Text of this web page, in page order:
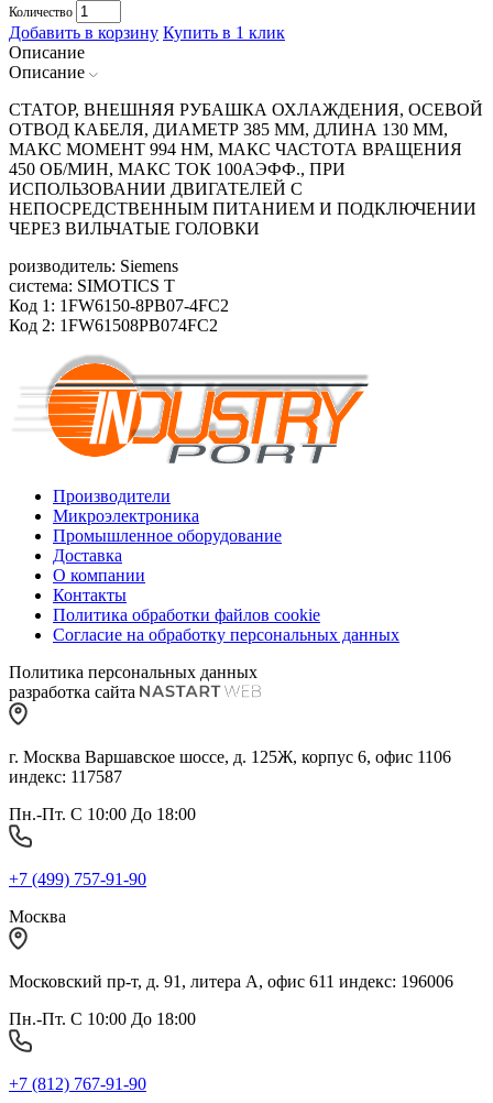
Количество
Добавить в корзину Купить в 1 клик
Описание
Описание
СТАТОР, ВНЕШНЯЯ РУБАШКА ОХЛАЖДЕНИЯ, ОСЕВОЙ
ОТВОД КАБЕЛЯ, ДИАМЕТР 385 ММ, ДЛИНА 130 ММ,
МАКС МОМЕНТ 994 HM, МАКС ЧАСТОТА ВРАЩЕНИЯ
450 ОБ/МИН, МАКС ТОК 100АЭФФ., ПРИ
ИСПОЛЬЗОВАНИИ ДВИГАТЕЛЕЙ С
НЕПОСРЕДСТВЕННЫМ ПИТАНИЕМ И ПОДКЛЮЧЕНИИ
ЧЕРЕЗ ВИЛЬЧАТЫЕ ГОЛОВКИ
роизводитель: Siemens
система: SIMOTICS T
Код 1: 1FW6150-8PB07-4FC2
Код 2: 1FW61508PB074FC2
Производители
Микроэлектроника
Промышленное оборудование
Доставка
О компании
Контакты
Политика обработки файлов cookie
Согласие на обработку персональных данных
Политика персональных данных
разработка сайта
г. Москва Варшавское шоссе, д. 125Ж, корпус 6, офис 1106
индекс: 117587
Пн.-Пт. С 10:00 До 18:00
+7 (499) 757-91-90
Москва
Московский пр-т, д. 91, литера А, офис 611 индекс: 196006
Пн.-Пт. С 10:00 До 18:00
+7 (812) 767-91-90